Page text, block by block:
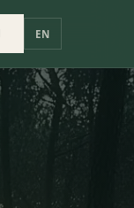
EN